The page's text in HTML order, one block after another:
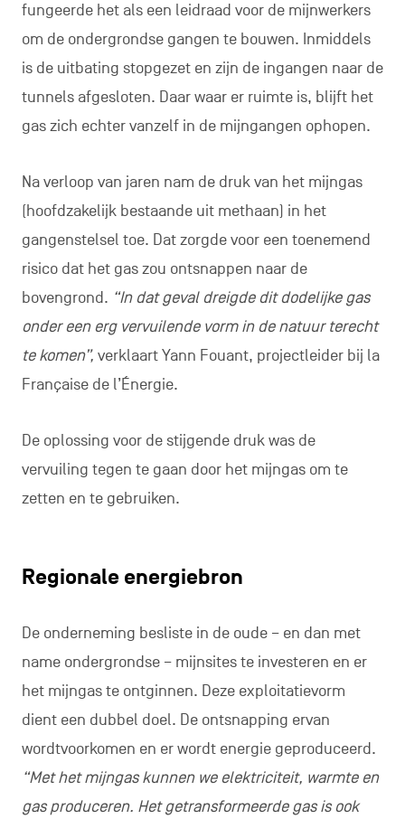
fungeerde het als een leidraad voor de mijnwerkers
om de ondergrondse gangen te bouwen. Inmiddels
is de uitbating stopgezet en zijn de ingangen naar de
tunnels afgesloten. Daar waar er ruimte is, blijft het
gas zich echter vanzelf in de mijngangen ophopen.
Na verloop van jaren nam de druk van het mijngas
(hoofdzakelijk bestaande uit methaan) in het
gangenstelsel toe. Dat zorgde voor een toenemend
risico dat het gas zou ontsnappen naar de
bovengrond. “In dat geval dreigde dit dodelijke gas
onder een erg vervuilende vorm in de natuur terecht
te komen”, verklaart Yann Fouant, projectleider bij la
Française de l’Énergie.
De oplossing voor de stijgende druk was de
vervuiling tegen te gaan door het mijngas om te
zetten en te gebruiken.
Regionale energiebron
De onderneming besliste in de oude – en dan met
name ondergrondse – mijnsites te investeren en er
het mijngas te ontginnen. Deze exploitatievorm
dient een dubbel doel. De ontsnapping ervan
wordtvoorkomen en er wordt energie geproduceerd.
“Met het mijngas kunnen we elektriciteit, warmte en
gas produceren. Het getransformeerde gas is ook